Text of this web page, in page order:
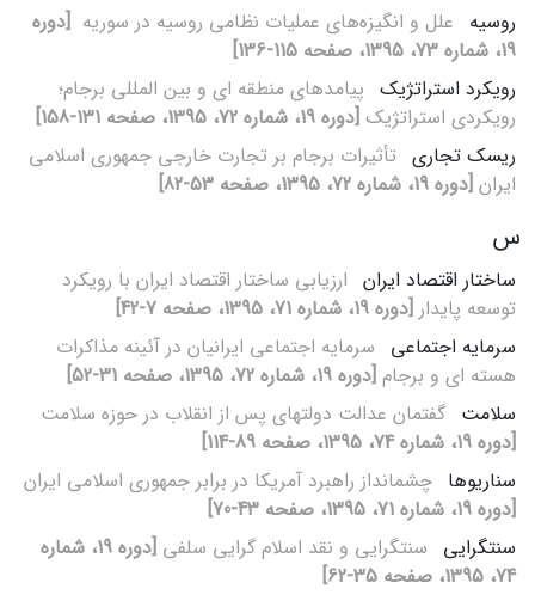
روسیه علل و انگیزه‌های عملیات نظامی روسیه در سوریه ‌ [دوره
19، شماره 73، 1395، صفحه 115-136]
رویکرد استراتژیک پیامدهای منطقه‏ ای و بین‏ المللی برجام؛
رویکردی استراتژیک [دوره 19، شماره 72، 1395، صفحه 131-158]
ریسک تجاری تأثیرات برجام بر تجارت خارجی جمهوری اسلامی
ایران [دوره 19، شماره 72، 1395، صفحه 53-82]
س
ساختار اقتصاد ایران ارزیابی ساختار اقتصاد ایران با رویکرد
توسعه پایدار [دوره 19، شماره 71، 1395، صفحه 7-42]
سرمایه اجتماعی سرمایه اجتماعی ایرانیان در آئینه مذاکرات
هسته‏ ای و برجام [دوره 19، شماره 72، 1395، صفحه 31-52]
سلامت گفتمان عدالت دولت‏های پس از انقلاب در حوزه سلامت
[دوره 19، شماره 74، 1395، صفحه 89-114]
سناریوها چشم‎انداز راهبرد آمریکا در برابر جمهوری اسلامی ایران
[دوره 19، شماره 71، 1395، صفحه 43-70]
سنت‏گرایی سنت‏گرایی و نقد اسلام‏ گرایی سلفی
[دوره 19، شماره
74، 1395، صفحه 35-62]